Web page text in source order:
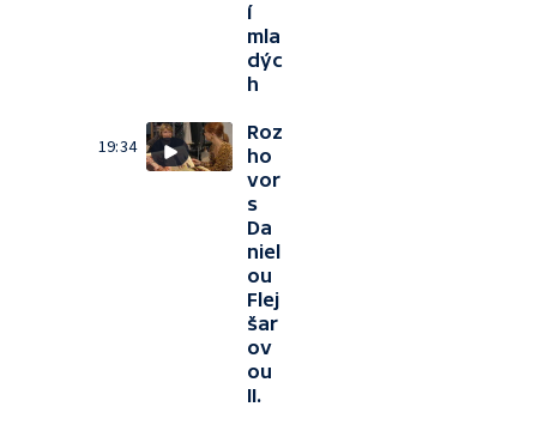
í
mla
dýc
h
19:34
Roz
ho
vor
s
Da
niel
ou
Flej
šar
ov
ou
II.